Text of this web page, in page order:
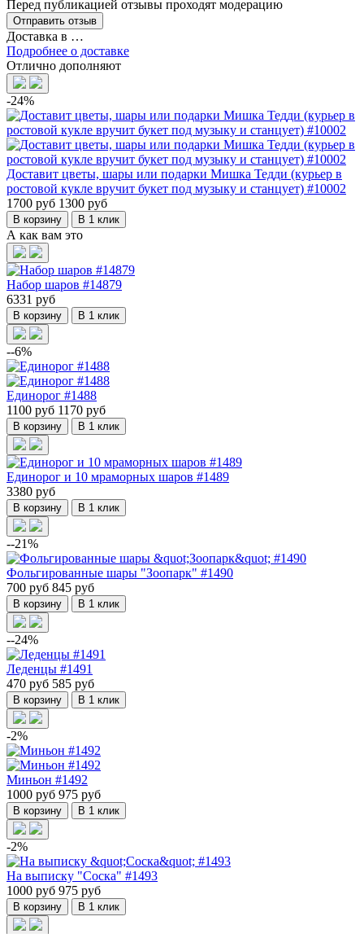
Перед публикацией отзывы проходят модерацию
Доставка в …
Подробнее о доставке
Отлично дополняют
-24%
Доставит цветы, шары или подарки Мишка Тедди (курьер в
ростовой кукле вручит букет под музыку и станцует) #10002
1700 руб 1300 руб
В корзину В 1 клик
А как вам это
Набор шаров #14879
6331 руб
В корзину В 1 клик
--6%
Единорог #1488
1100 руб 1170 руб
В корзину В 1 клик
Единорог и 10 мраморных шаров #1489
3380 руб
В корзину В 1 клик
--21%
Фольгированные шары "Зоопарк" #1490
700 руб 845 руб
В корзину В 1 клик
--24%
Леденцы #1491
470 руб 585 руб
В корзину В 1 клик
-2%
Миньон #1492
1000 руб 975 руб
В корзину В 1 клик
-2%
На выписку "Соска" #1493
1000 руб 975 руб
В корзину В 1 клик